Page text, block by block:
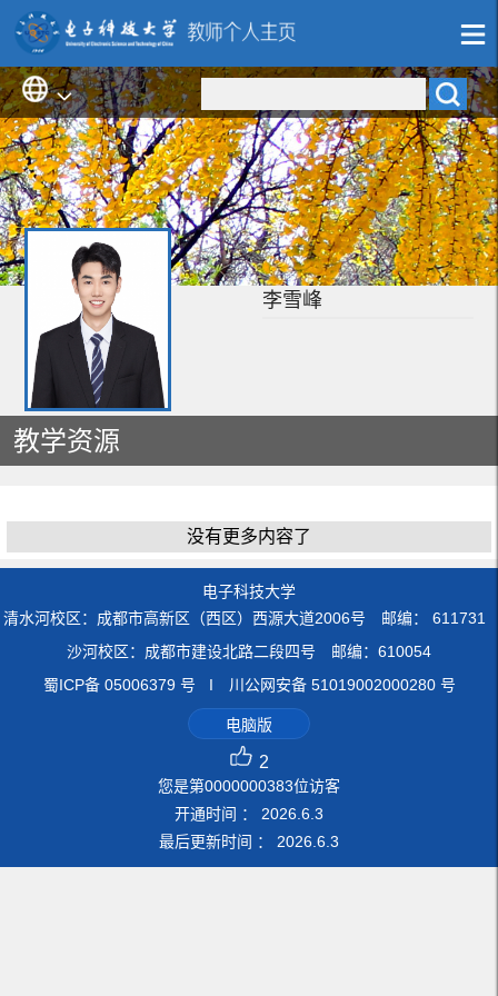
李雪峰
教学资源
没有更多内容了
电子科技大学
清水河校区：成都市高新区（西区）西源大道2006号 邮编： 611731
沙河校区：成都市建设北路二段四号 邮编：610054
蜀ICP备 05006379 号 I 川公网安备 51019002000280 号
电脑版
2
您是第0000000383位访客
开通时间 ： 2026 6 3
最后更新时间 ： 2026 6 3